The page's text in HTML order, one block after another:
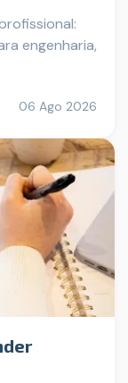
engenharia,
06 Ago 2026